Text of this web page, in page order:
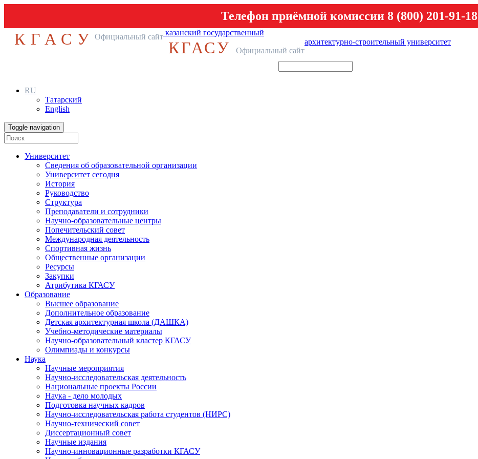
Телефон приёмной комиссии 8 (800) 201-91-18
КГАСУ Официальный сайт казанский государственный
архитектурно-строительный университет
КГАСУ Официальный сайт
RU
Татарский
English
Toggle navigation
Университет
Сведения об образовательной организации
Университет сегодня
История
Руководство
Структура
Преподаватели и сотрудники
Научно-образовательные центры
Попечительский совет
Международная деятельность
Спортивная жизнь
Общественные организации
Ресурсы
Закупки
Атрибутика КГАСУ
Образование
Высшее образование
Дополнительное образование
Детская архитектурная школа (ДАШКА)
Учебно-методические материалы
Научно-образовательный кластер КГАСУ
Олимпиады и конкурсы
Наука
Научные мероприятия
Научно-исследовательская деятельность
Национальные проекты России
Наука - дело молодых
Подготовка научных кадров
Научно-исследовательская работа студентов (НИРС)
Научно-технический совет
Диссертационный совет
Научные издания
Научно-инновационные разработки КГАСУ